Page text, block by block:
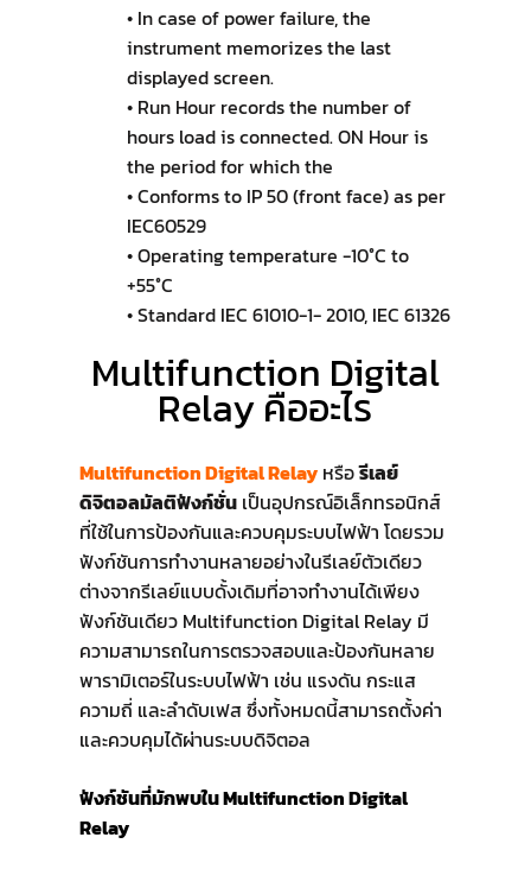
• In case of power failure, the
instrument memorizes the last
displayed screen.
• Run Hour records the number of
hours load is connected. ON Hour is
the period for which the
• Conforms to IP 50 (front face) as per
IEC60529
• Operating temperature -10°C to
+55°C
• Standard IEC 61010-1- 2010, IEC 61326
Multifunction Digital
Relay คืออะไร
Multifunction Digital Relayหรือรีเลย์
ดิจิตอลมัลติฟังก์ชั่นเป็นอุปกรณ์อิเล็กทรอนิกส์
ที่ใช้ในการป้องกันและควบคุมระบบไฟฟ้า โดยรวม
ฟังก์ชันการทำงานหลายอย่างในรีเลย์ตัวเดียว
ต่างจากรีเลย์แบบดั้งเดิมที่อาจทำงานได้เพียง
ฟังก์ชันเดียว Multifunction Digital Relay มี
ความสามารถในการตรวจสอบและป้องกันหลาย
พารามิเตอร์ในระบบไฟฟ้า เช่น แรงดัน กระแส
ความถี่ และลำดับเฟส ซึ่งทั้งหมดนี้สามารถตั้งค่า
และควบคุมได้ผ่านระบบดิจิตอล
ฟังก์ชันที่มักพบใน Multifunction Digital
Relay